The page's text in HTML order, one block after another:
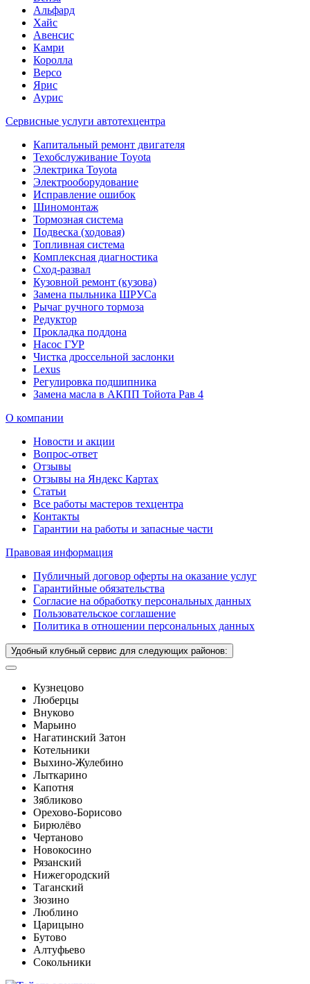
Альфард
Хайс
Авенсис
Камри
Королла
Версо
Ярис
Аурис
Сервисные услуги автотехцентра
Капитальный ремонт двигателя
Техобслуживание Toyota
Электрика Toyota
Электрооборудование
Исправление ошибок
Шиномонтаж
Тормозная система
Подвеска (ходовая)
Топливная система
Комплексная диагностика
Сход-развал
Кузовной ремонт (кузова)
Замена пыльника ШРУСа
Рычаг ручного тормоза
Редуктор
Прокладка поддона
Насос ГУР
Чистка дроссельной заслонки
Lexus
Регулировка подшипника
Замена масла в АКПП Тойота Рав 4
О компании
Новости и акции
Вопрос-ответ
Отзывы
Отзывы на Яндекс Картах
Статьи
Все работы мастеров техцентра
Контакты
Гарантии на работы и запасные части
Правовая информация
Публичный договор оферты на оказание услуг
Гарантийные обязательства
Согласие на обработку персональных данных
Пользовательское соглашение
Политика в отношении персональных данных
Удобный клубный сервис для следующих районов:
Кузнецово
Люберцы
Внуково
Марьино
Нагатинский Затон
Котельники
Выхино-Жулебино
Лыткарино
Капотня
Зябликово
Орехово-Борисово
Бирюлёво
Чертаново
Новокосино
Рязанский
Нижегородский
Таганский
Зюзино
Люблино
Царицыно
Бутово
Алтуфьево
Сокольники